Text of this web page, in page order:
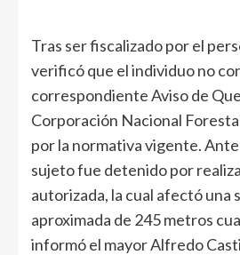
Tras ser fiscalizado por el
verificó que el individuo no
correspondiente Aviso de
Corporación Nacional
por la normativa vigente.
sujeto fue detenido por
autorizada, la cual afectó una
aproximada de 245 metros
informó el mayor Alfredo